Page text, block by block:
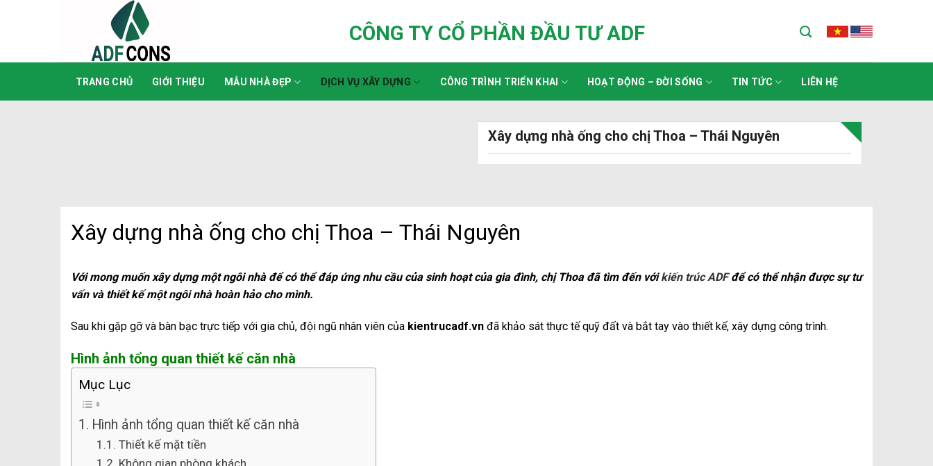
CÔNG TY CỔ PHẦN ĐẦU TƯ ADF
TRANG CHỦ GIỚI THIỆU MẪU NHÀ ĐẸP DỊCH VỤ XÂY DỰNG CÔNG TRÌNH TRIỂN KHAI HOẠT ĐỘNG – ĐỜI SỐNG TIN TỨC LIÊN HỆ
Xây dựng nhà ống cho chị Thoa – Thái Nguyên
Xây dựng nhà ống cho chị Thoa – Thái Nguyên
Với mong muốn xây dựng một ngôi nhà để có thể đáp ứng nhu cầu của sinh hoạt của gia đình, chị Thoa đã tìm đến vớikiến trúc ADFđể có thể nhận được sự tư
vấn và thiết kế một ngôi nhà hoàn hảo cho mình.
Sau khi gặp gỡ và bàn bạc trực tiếp với gia chủ, đội ngũ nhân viên của kientrucadf.vn đã khảo sát thực tế quỹ đất và bắt tay vào thiết kế, xây dựng công trình.
Hình ảnh tổng quan thiết kế căn nhà
Mục Lục
Hình ảnh tổng quan thiết kế căn nhà
Thiết kế mặt tiền
Không gian phòng khách